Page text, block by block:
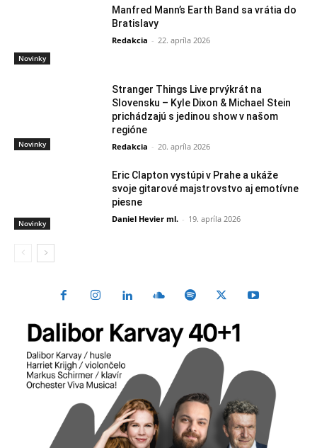
Novinky
Manfred Mann’s Earth Band sa vrátia do
Bratislavy
Redakcia - 22. apríla 2026
Novinky
Stranger Things Live prvýkrát na
Slovensku – Kyle Dixon & Michael Stein
prichádzajú s jedinou show v našom
regióne
Redakcia - 20. apríla 2026
Novinky
Eric Clapton vystúpi v Prahe a ukáže
svoje gitarové majstrovstvo aj emotívne
piesne
Daniel Hevier ml. - 19. apríla 2026